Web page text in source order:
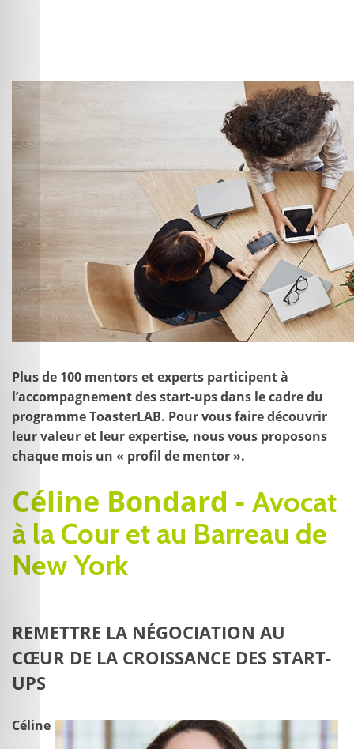
Plus de 100 mentors et experts participent à
l’accompagnement des start-ups dans le cadre du
programme ToasterLAB. Pour vous faire découvrir
leur valeur et leur expertise, nous vous proposons
chaque mois un « profil de mentor ».
Céline Bondard - Avocat
à la Cour et au Barreau de
New York
REMETTRE LA NÉGOCIATION AU
CŒUR DE LA CROISSANCE DES START-
UPS
Céline